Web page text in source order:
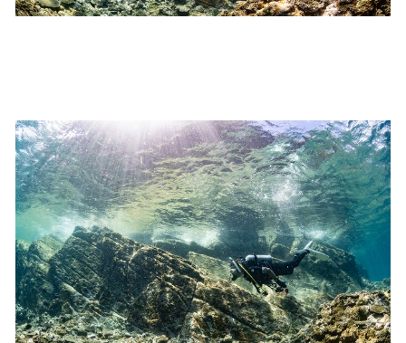
ラとの接触によってトラブルが発生する可能性がありま
す。さらに、流れのある海上で、船上からエントリーやエ
キジットを行う際にもトラブルが生じる可能性がありま
す。そして、これらを要因として傷害や損害が発生する場
合があります。またホエールスイムでは、これら以外にも
想定できないトラブルが発生する可能性があります。
参加者はこれらのリスクを理解し、傷害や損害につながっ
た場合、またはその他いかなる理由があっても、当ツアー
開催主催者とガイド、船舶の保有者及び船長に対して損害
賠償を請求しません。